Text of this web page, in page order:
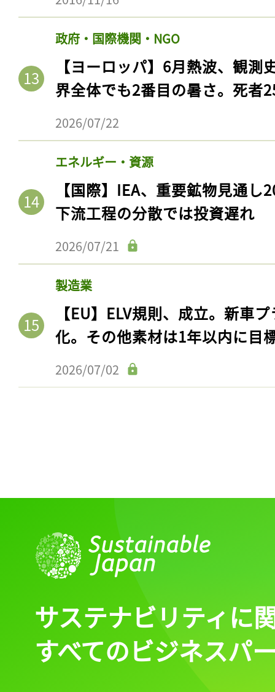
政府・国際機関・NGO
【ヨーロッパ】6月熱波、観
界全体でも2番目の暑さ。死者
2026/07/22
エネルギー・資源
【国際】IEA、重要鉱物見通
下流工程の分散では投資遅れ
2026/07/21
製造業
【EU】ELV規則、成立。新車
化。その他素材は1年以内に目
2026/07/02
サステナビリティに
すべてのビジネスパ